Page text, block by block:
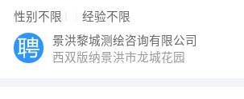
性别不限 经验不限
景洪黎城测绘咨询有限公司
西双版纳景洪市龙城花园